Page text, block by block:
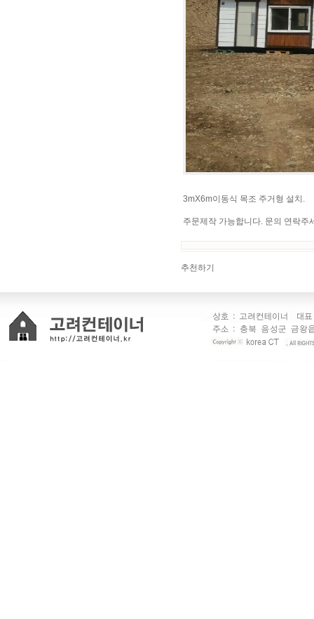
3mX6m이동식 목조 주거형 설치.
주문제작 가능합니다. 문의 연락주
추천하기